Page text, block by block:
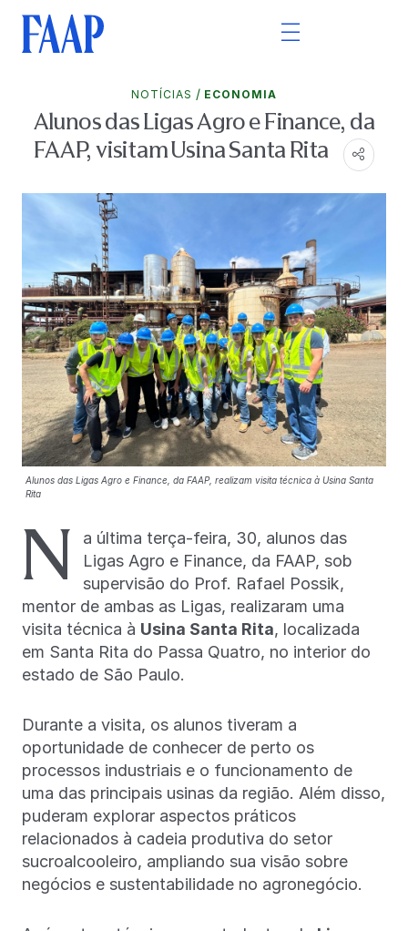
NOTÍCIAS / ECONOMIA
Alunos das Ligas Agro e Finance, da
FAAP, visitam Usina Santa Rita
Alunos das Ligas Agro e Finance, da FAAP, realizam visita técnica à Usina Santa
Rita
N
a última terça-feira, 30, alunos das
Ligas Agro e Finance, da FAAP, sob
supervisão do Prof. Rafael Possik,
mentor de ambas as Ligas, realizaram uma
visita técnica à Usina Santa Rita, localizada
em Santa Rita do Passa Quatro, no interior do
estado de São Paulo.
Durante a visita, os alunos tiveram a
oportunidade de conhecer de perto os
processos industriais e o funcionamento de
uma das principais usinas da região. Além disso,
puderam explorar aspectos práticos
relacionados à cadeia produtiva do setor
sucroalcooleiro, ampliando sua visão sobre
negócios e sustentabilidade no agronegócio.